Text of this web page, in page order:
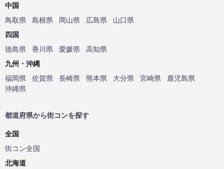
中国
鳥取県
島根県 岡山県 広島県
山口県
四国
徳島県
香川県 愛媛県
高知県
九州・沖縄
福岡県
佐賀県 長崎県 熊本県 大分県 宮崎県
鹿児島県
沖縄県
都道府県から街コンを探す
全国
街コン全国
北海道